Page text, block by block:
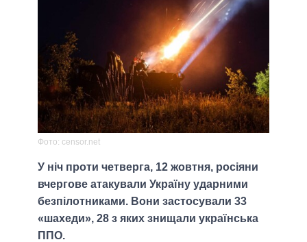
Фото: censor.net
У ніч проти четверга, 12 жовтня, росіяни
вчергове атакували Україну ударними
безпілотниками. Вони застосували 33
«шахеди», 28 з яких знищали українська
ППО.